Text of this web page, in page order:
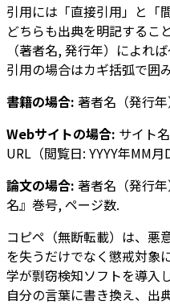
引用には「直接引用」と「
どちらも出典を明記するこ
（著者名, 発行年）によれ
引用の場合はカギ括弧で囲
書籍の場合: 著者名（発行
Webサイトの場合: サイト
URL（閲覧日: YYYY年MM月
論文の場合: 著者名（発行
名』巻号, ページ数.
コピペ（無断転載）は、悪
を失うだけでなく懲戒対象
学が剽窃検知ソフトを導入
自分の言葉に書き換え、出